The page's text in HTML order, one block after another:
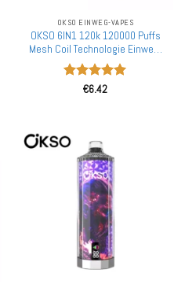
OKSO EINWEG-VAPES
OKSO 6IN1 120k 120000 Puffs
Mesh Coil Technologie Einweg-
Vape Großhandel Massen Kauf
Multi Optionen
Bewertet
€6.42